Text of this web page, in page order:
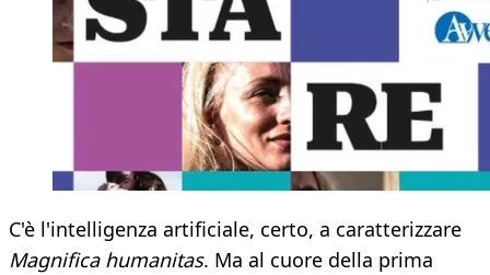
C'è l'intelligenza artificiale, certo, a caratterizzare
Magnifica humanitas. Ma al cuore della prima